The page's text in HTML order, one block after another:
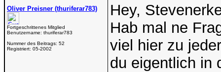
Oliver Preisner (thuriferar783)
Fortgeschrittenes Mitglied
Benutzername: thuriferar783
Nummer des Beitrags: 52
Registriert: 05-2002
Hey,
Hab mal ne
viel hier zu
du eigentlich in